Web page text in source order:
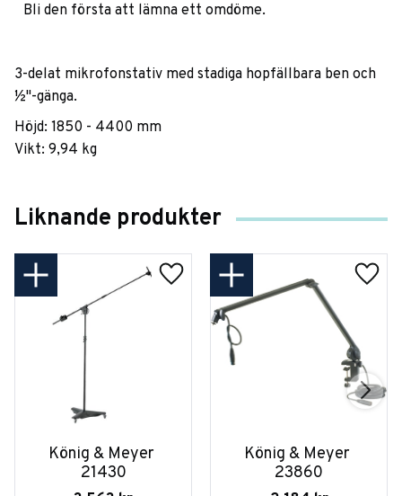
Bli den första att lämna ett omdöme.
3-delat mikrofonstativ med stadiga hopfällbara ben och
½"-gänga.
Höjd: 1850 - 4400 mm
Vikt: 9,94 kg
Liknande produkter
König & Meyer
21430
König & Meyer
23860